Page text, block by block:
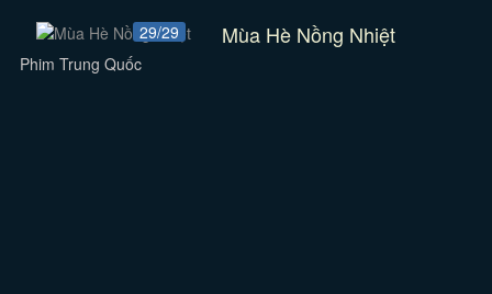
29/29 Mùa Hè Nồng Nhiệt
Phim Trung Quốc